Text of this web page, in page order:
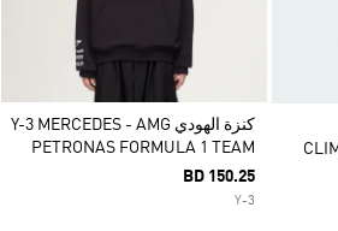
كنزة الهودي Y-3 MERCEDES - AMG
PETRONAS FORMULA 1 TEAM
BD 150.25
Y-3